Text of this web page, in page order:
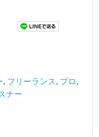
, フリーランス, プロ ,
ナー